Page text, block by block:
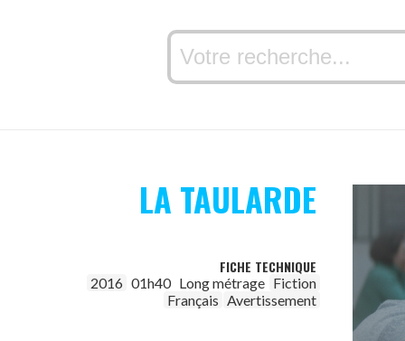
LA TAULARDE
FICHE TECHNIQUE
2016 01h40 Long métrage Fiction
Français Avertissement